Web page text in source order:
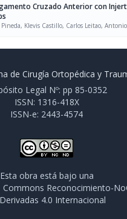
Cruzado Anterior con
Klevis Castillo, Carlos Leitao,
en el
óseos.
SIGUIENTE
La revolución de la
Virtual en el
de Cirugía Ortopédica y
Legal Nº: pp 85-0352
ISSN: 1316-418X
ISSN-e: 2443-4574
Esta obra está bajo una
Commons Reconocimiento-
4.0 Internacional